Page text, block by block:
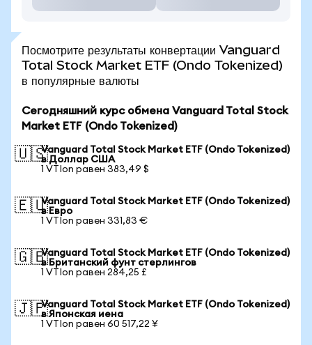
Посмотрите результаты конвертации Vanguard
Total Stock Market ETF (Ondo Tokenized)
в популярные валюты
Сегодняшний курс обмена Vanguard Total Stock
Market ETF (Ondo Tokenized)
🇺🇸Vanguard Total Stock Market ETF (Ondo Tokenized)
в Доллар США
1 VTIon равен 383,49 $
🇪🇺Vanguard Total Stock Market ETF (Ondo Tokenized)
в Евро
1 VTIon равен 331,83 €
🇬🇧Vanguard Total Stock Market ETF (Ondo Tokenized)
в Британский фунт стерлингов
1 VTIon равен 284,25 £
🇯🇵Vanguard Total Stock Market ETF (Ondo Tokenized)
в Японская иена
1 VTIon равен 60 517,22 ¥